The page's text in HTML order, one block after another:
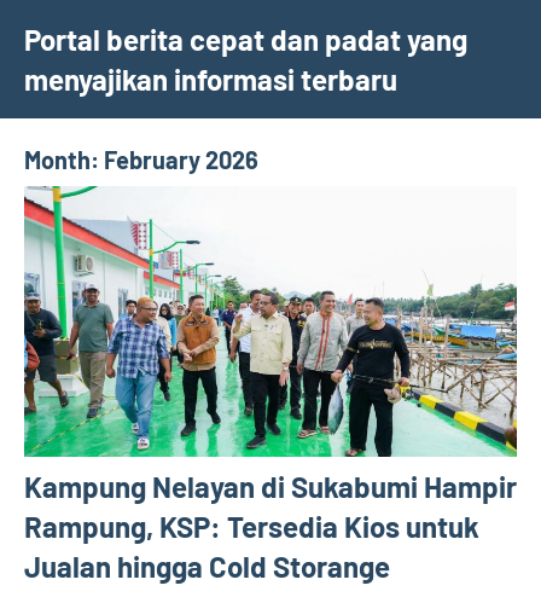
content
Portal berita cepat dan padat yang
menyajikan informasi terbaru
Month: February 2026
Kampung Nelayan di Sukabumi Hampir
Rampung, KSP: Tersedia Kios untuk
Jualan hingga Cold Storange